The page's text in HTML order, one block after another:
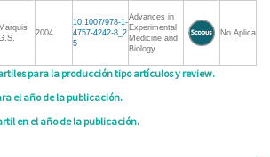
Marquis
2004
10.1007/978-1-
4757-4242-8_2
5
Advances in
Experimental
Medicine and
Biology
No Aplica
para la producción tipo artículos y review.
el año de la publicación.
en el año de la publicación.